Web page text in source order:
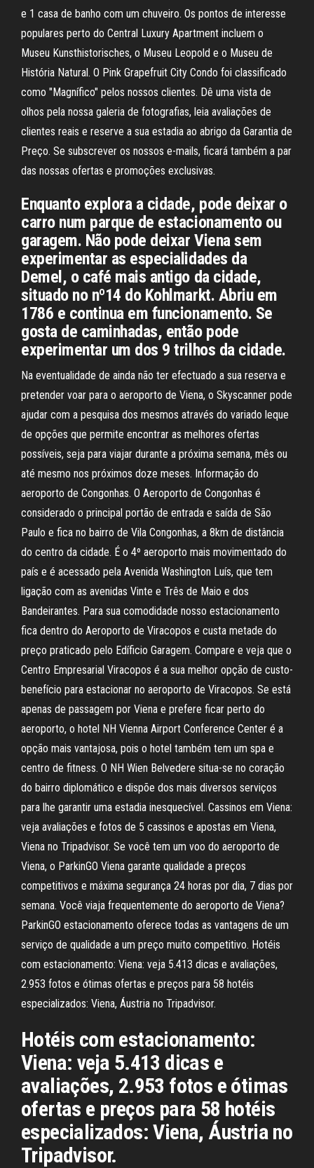
e 1 casa de banho com um chuveiro. Os pontos de interesse
populares perto do Central Luxury Apartment incluem o
Museu Kunsthistorisches, o Museu Leopold e o Museu de
História Natural. O Pink Grapefruit City Condo foi classificado
como "Magnífico" pelos nossos clientes. Dê uma vista de
olhos pela nossa galeria de fotografias, leia avaliações de
clientes reais e reserve a sua estadia ao abrigo da Garantia de
Preço. Se subscrever os nossos e-mails, ficará também a par
das nossas ofertas e promoções exclusivas.
Enquanto explora a cidade, pode deixar o
carro num parque de estacionamento ou
garagem. Não pode deixar Viena sem
experimentar as especialidades da
Demel, o café mais antigo da cidade,
situado no nº14 do Kohlmarkt. Abriu em
1786 e continua em funcionamento. Se
gosta de caminhadas, então pode
experimentar um dos 9 trilhos da cidade.
Na eventualidade de ainda não ter efectuado a sua reserva e
pretender voar para o aeroporto de Viena, o Skyscanner pode
ajudar com a pesquisa dos mesmos através do variado leque
de opções que permite encontrar as melhores ofertas
possíveis, seja para viajar durante a próxima semana, mês ou
até mesmo nos próximos doze meses. Informação do
aeroporto de Congonhas. O Aeroporto de Congonhas é
considerado o principal portão de entrada e saída de São
Paulo e fica no bairro de Vila Congonhas, a 8km de distância
do centro da cidade. É o 4º aeroporto mais movimentado do
país e é acessado pela Avenida Washington Luís, que tem
ligação com as avenidas Vinte e Três de Maio e dos
Bandeirantes. Para sua comodidade nosso estacionamento
fica dentro do Aeroporto de Viracopos e custa metade do
preço praticado pelo Edíficio Garagem. Compare e veja que o
Centro Empresarial Viracopos é a sua melhor opção de custo-
benefício para estacionar no aeroporto de Viracopos. Se está
apenas de passagem por Viena e prefere ficar perto do
aeroporto, o hotel NH Vienna Airport Conference Center é a
opção mais vantajosa, pois o hotel também tem um spa e
centro de fitness. O NH Wien Belvedere situa-se no coração
do bairro diplomático e dispõe dos mais diversos serviços
para lhe garantir uma estadia inesquecível. Cassinos em Viena:
veja avaliações e fotos de 5 cassinos e apostas em Viena,
Viena no Tripadvisor. Se você tem um voo do aeroporto de
Viena, o ParkinGO Viena garante qualidade a preços
competitivos e máxima segurança 24 horas por dia, 7 dias por
semana. Você viaja frequentemente do aeroporto de Viena?
ParkinGO estacionamento oferece todas as vantagens de um
serviço de qualidade a um preço muito competitivo. Hotéis
com estacionamento: Viena: veja 5.413 dicas e avaliações,
2.953 fotos e ótimas ofertas e preços para 58 hotéis
especializados: Viena, Áustria no Tripadvisor.
Hotéis com estacionamento:
Viena: veja 5.413 dicas e
avaliações, 2.953 fotos e ótimas
ofertas e preços para 58 hotéis
especializados: Viena, Áustria no
Tripadvisor.